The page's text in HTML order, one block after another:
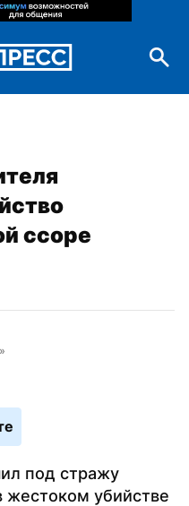
ссоре
под стражу
жестоком убийстве